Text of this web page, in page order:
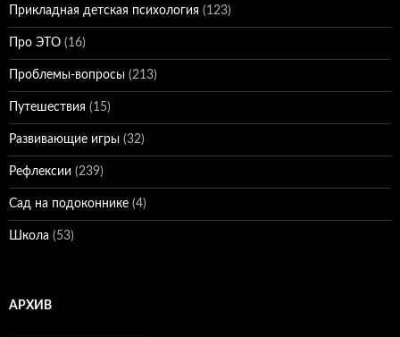
Прикладная детская психология (123)
Про ЭТО (16)
Проблемы-вопросы (213)
Путешествия (15)
Развивающие игры (32)
Рефлексии (239)
Сад на подоконнике (4)
Школа (53)
АРХИВ